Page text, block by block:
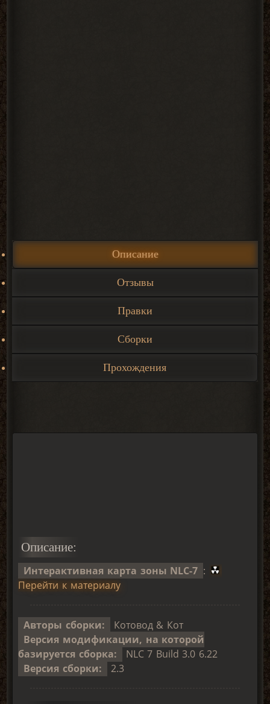
Описание
Отзывы
Правки
Сборки
Прохождения
Описание:
Интерактивная карта зоны NLC-7 :
Перейти к материалу
Авторы сборки:
Котовод & Кот
Версия модификации, на которой
базируется сборка:
NLC 7 Build 3.0 6.22
Версия сборки:
2.3